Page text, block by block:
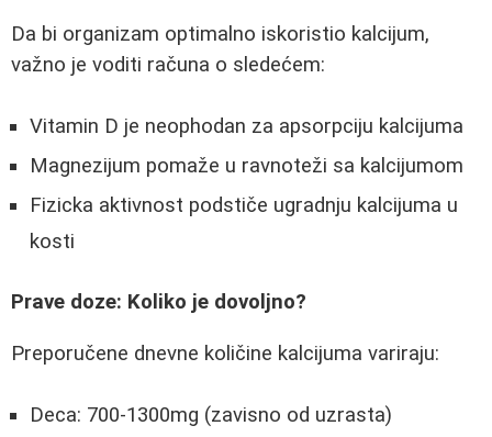
Da bi organizam optimalno iskoristio kalcijum,
važno je voditi računa o sledećem:
Vitamin D je neophodan za apsorpciju kalcijuma
Magnezijum pomaže u ravnoteži sa kalcijumom
Fizicka aktivnost podstiče ugradnju kalcijuma u
kosti
Prave doze: Koliko je dovoljno?
Preporučene dnevne količine kalcijuma variraju:
Deca: 700-1300mg (zavisno od uzrasta)